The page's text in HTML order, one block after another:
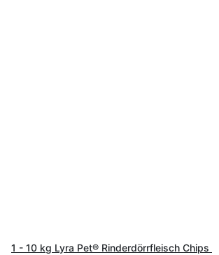
1 - 10 kg Lyra Pet® Rinderdörrfleisch Chips